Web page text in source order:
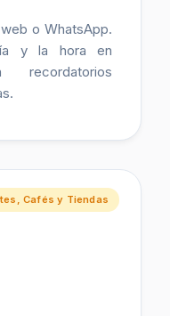
o WhatsApp.
y la hora en
Cafés y Tiendas